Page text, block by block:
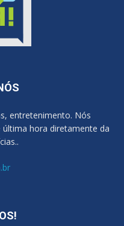
entretenimento. Nós
hora diretamente da